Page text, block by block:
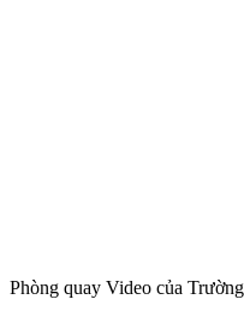
Phòng quay Video của